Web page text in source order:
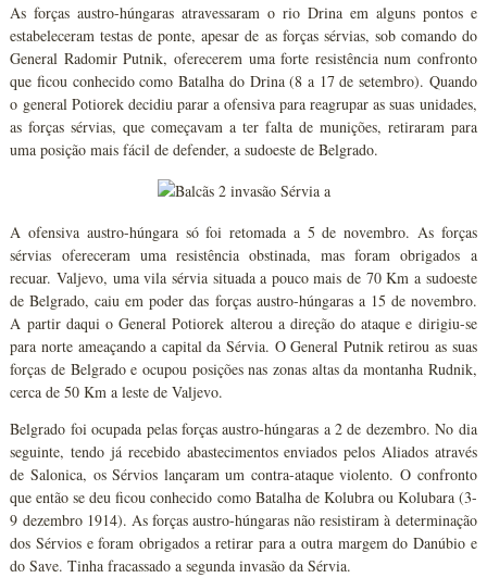
As forças austro-húngaras atravessaram o rio Drina em alguns pontos e
estabeleceram testas de ponte, apesar de as forças sérvias, sob comando do
General Radomir Putnik, oferecerem uma forte resistência num confronto
que ficou conhecido como Batalha do Drina (8 a 17 de setembro). Quando
o general Potiorek decidiu parar a ofensiva para reagrupar as suas unidades,
as forças sérvias, que começavam a ter falta de munições, retiraram para
uma posição mais fácil de defender, a sudoeste de Belgrado.
A ofensiva austro-húngara só foi retomada a 5 de novembro. As forças
sérvias ofereceram uma resistência obstinada, mas foram obrigados a
recuar. Valjevo, uma vila sérvia situada a pouco mais de 70 Km a sudoeste
de Belgrado, caiu em poder das forças austro-húngaras a 15 de novembro.
A partir daqui o General Potiorek alterou a direção do ataque e dirigiu-se
para norte ameaçando a capital da Sérvia. O General Putnik retirou as suas
forças de Belgrado e ocupou posições nas zonas altas da montanha Rudnik,
cerca de 50 Km a leste de Valjevo.
Belgrado foi ocupada pelas forças austro-húngaras a 2 de dezembro. No dia
seguinte, tendo já recebido abastecimentos enviados pelos Aliados através
de Salonica, os Sérvios lançaram um contra-ataque violento. O confronto
que então se deu ficou conhecido como Batalha de Kolubra ou Kolubara (3-
9 dezembro 1914). As forças austro-húngaras não resistiram à determinação
dos Sérvios e foram obrigados a retirar para a outra margem do Danúbio e
do Save. Tinha fracassado a segunda invasão da Sérvia.